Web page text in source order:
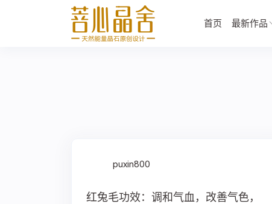
首页 最新作品
puxin800
红兔毛功效：调和气血，改善气色，